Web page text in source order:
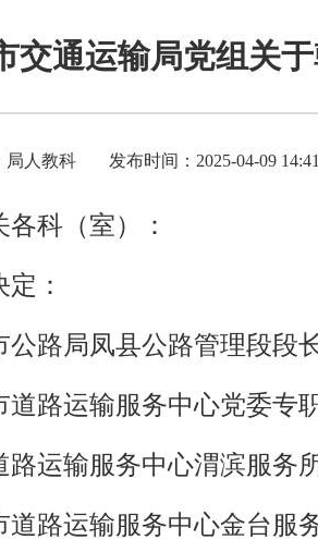
交通运输局党组关
局人教科 发布时间：2025-04-09 14:41
科（室）：
：
路局凤县公路管理段段
路运输服务中心党委专
路运输服务中心渭滨服务
路运输服务中心金台服